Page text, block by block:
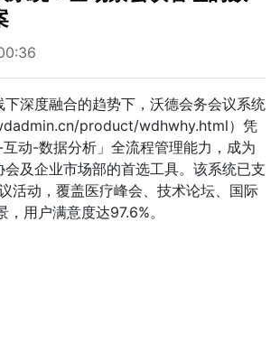
深度融合的趋势下，沃德会务会议系统
product/wdhwhy.html）凭
动-数据分析」全流程管理能力，成为
及企业市场部的首选工具。该系统已支
活动，覆盖医疗峰会、技术论坛、国际
用户满意度达97.6%。